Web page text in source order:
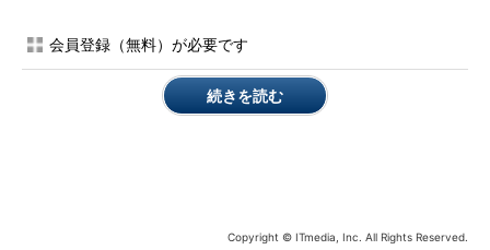
会員登録（無料）が必要です
続きを読む
Copyright © ITmedia, Inc. All Rights Reserved.